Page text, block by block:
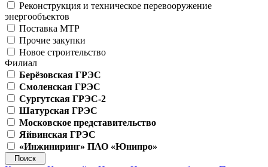
Реконструкция и техническое перевооружение
энергообъектов
Поставка МТР
Прочие закупки
Новое строительство
Филиал
Берёзовская ГРЭС
Смоленская ГРЭС
Сургутская ГРЭС-2
Шатурская ГРЭС
Московское представительство
Яйвинская ГРЭС
«Инжиниринг» ПАО «Юнипро»